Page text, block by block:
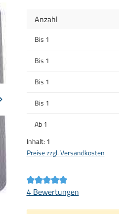
Anzahl
Bis 1
Bis 1
Bis 1
Bis 1
Ab1
Inhalt: 1
Preise zzgl. Versandkosten
Durchschnittliche
4 Bewertungen